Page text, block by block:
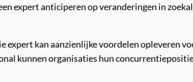
expert anticiperen op veranderingen in
expert kan aanzienlijke voordelen opleveren
kunnen organisaties hun